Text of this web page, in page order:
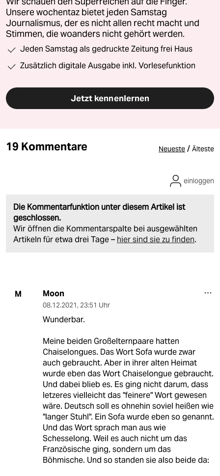
Unsere wochentaz bietet jeden Samstag
Journalismus, der es nicht allen recht macht und
Stimmen, die woanders nicht gehört werden.
Jeden Samstag als gedruckte Zeitung frei Haus
Zusätzlich digitale Ausgabe inkl. Vorlesefunktion
Jetzt kennenlernen
19 Kommentare Neueste / Älteste
Die Kommentarfunktion unter diesem Artikel ist
geschlossen.
Wir öffnen die Kommentarspalte bei ausgewählten
Artikeln für etwa drei Tage – hier sind sie zu finden.
einloggen
M Moon
08.12.2021, 23:51 Uhr
Wunderbar.
Meine beiden Großelternpaare hatten
Chaiselongues. Das Wort Sofa wurde zwar
auch gebraucht. Aber in ihrer alten Heimat
wurde eben das Wort Chaiselongue gebraucht.
Und dabei blieb es. Es ging nicht darum, dass
letzeres vielleicht das "feinere" Wort gewesen
wäre. Deutsch soll es ohnehin soviel heißen wie
"langer Stuhl". Ein Sofa wurde eben so genannt.
Und das Wort sprach man aus wie
Schesselong. Weil es auch nicht um das
Französische ging, sondern um das
Böhmische. Und so standen sie also beide da: